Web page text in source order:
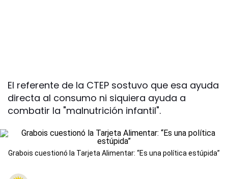
El referente de la CTEP sostuvo que esa ayuda
directa al consumo ni siquiera ayuda a
combatir la "malnutrición infantil".
Grabois cuestionó la Tarjeta Alimentar: “Es una política estúpida”